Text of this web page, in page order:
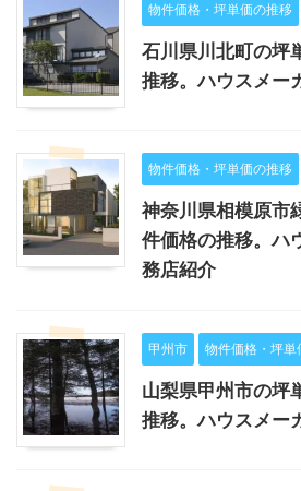
物件価格・坪単価の推移
石川県川北町の坪
推移。ハウスメー
物件価格・坪単価の推移
神奈川県相模原市
件価格の推移。ハ
務店紹介
甲州市 物件価格・坪単
山梨県甲州市の坪
推移。ハウスメー